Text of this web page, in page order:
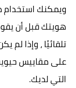
ويمكنك استخدام
هويتك قبل أن
تلقائيًا ، وإذا لم
على مقاييس
التي لديك.